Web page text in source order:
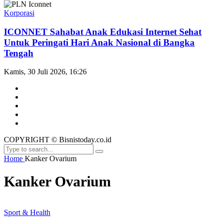
Korporasi
ICONNET Sahabat Anak Edukasi Internet Sehat
Untuk Peringati Hari Anak Nasional di Bangka
Tengah
Kamis, 30 Juli 2026, 16:26
COPYRIGHT © Bisnistoday.co.id
Home Kanker Ovarium
Kanker Ovarium
Sport & Health